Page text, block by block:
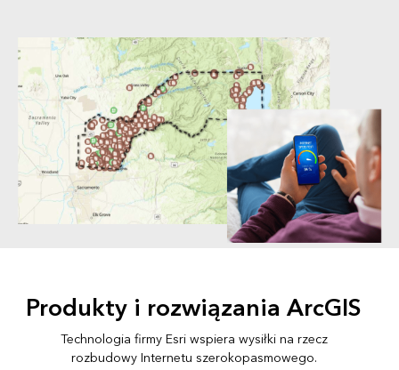
Produkty i rozwiązania ArcGIS
Technologia firmy Esri wspiera wysiłki na rzecz
rozbudowy Internetu szerokopasmowego.